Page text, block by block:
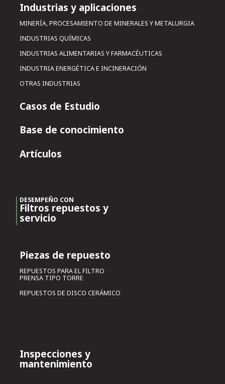
Industrias y aplicaciones
MINERÍA, PROCESAMIENTO DE MINERALES Y METALURGIA
INDUSTRIAS QUÍMICAS
INDUSTRIAS ALIMENTARIAS Y FARMACÉUTICAS
INDUSTRIA ENERGÉTICA E INCINERACIÓN
OTRAS INDUSTRIAS
Casos de Estudio
Base de conocimiento
Artículos
DESEMPEÑO CON
Filtros repuestos y
servicio
Piezas de repuesto
REPUESTOS PARA EL FILTRO
PRENSA TIPO TORRE
REPUESTOS DE DISCO CERÁMICO
Inspecciones y
mantenimiento